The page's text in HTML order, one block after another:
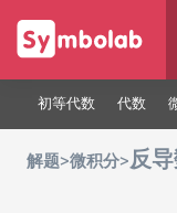
初等代数 代数
解题>微积分>反